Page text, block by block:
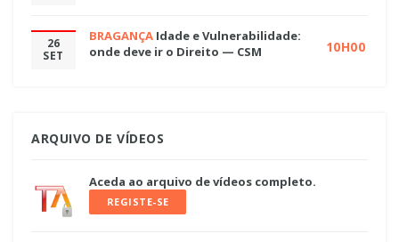
26
SET
BRAGANÇA Idade e Vulnerabilidade:
onde deve ir o Direito — CSM
10H00
ARQUIVO DE VÍDEOS
Aceda ao arquivo de vídeos completo.
REGISTE-SE